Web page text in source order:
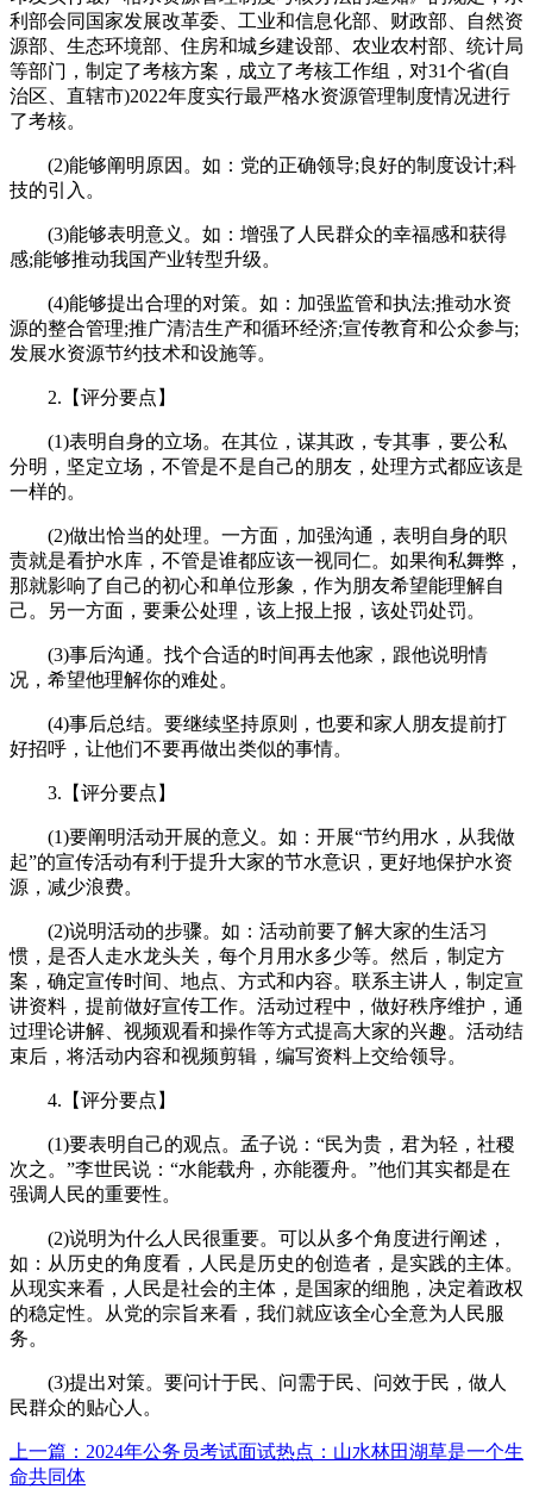
利部会同国家发展改革委、工业和信息化部、财政部、自然资
源部、生态环境部、住房和城乡建设部、农业农村部、统计局
等部门，制定了考核方案，成立了考核工作组，对31个省(自
治区、直辖市)2022年度实行最严格水资源管理制度情况进行
了考核。
(2)能够阐明原因。如：党的正确领导;良好的制度设计;科
技的引入。
(3)能够表明意义。如：增强了人民群众的幸福感和获得
感;能够推动我国产业转型升级。
(4)能够提出合理的对策。如：加强监管和执法;推动水资
源的整合管理;推广清洁生产和循环经济;宣传教育和公众参与;
发展水资源节约技术和设施等。
2.【评分要点】
(1)表明自身的立场。在其位，谋其政，专其事，要公私
分明，坚定立场，不管是不是自己的朋友，处理方式都应该是
一样的。
(2)做出恰当的处理。一方面，加强沟通，表明自身的职
责就是看护水库，不管是谁都应该一视同仁。如果徇私舞弊，
那就影响了自己的初心和单位形象，作为朋友希望能理解自
己。另一方面，要秉公处理，该上报上报，该处罚处罚。
(3)事后沟通。找个合适的时间再去他家，跟他说明情
况，希望他理解你的难处。
(4)事后总结。要继续坚持原则，也要和家人朋友提前打
好招呼，让他们不要再做出类似的事情。
3.【评分要点】
(1)要阐明活动开展的意义。如：开展“节约用水，从我做
起”的宣传活动有利于提升大家的节水意识，更好地保护水资
源，减少浪费。
(2)说明活动的步骤。如：活动前要了解大家的生活习
惯，是否人走水龙头关，每个月用水多少等。然后，制定方
案，确定宣传时间、地点、方式和内容。联系主讲人，制定宣
讲资料，提前做好宣传工作。活动过程中，做好秩序维护，通
过理论讲解、视频观看和操作等方式提高大家的兴趣。活动结
束后，将活动内容和视频剪辑，编写资料上交给领导。
4.【评分要点】
(1)要表明自己的观点。孟子说：“民为贵，君为轻，社稷
次之。”李世民说：“水能载舟，亦能覆舟。”他们其实都是在
强调人民的重要性。
(2)说明为什么人民很重要。可以从多个角度进行阐述，
如：从历史的角度看，人民是历史的创造者，是实践的主体。
从现实来看，人民是社会的主体，是国家的细胞，决定着政权
的稳定性。从党的宗旨来看，我们就应该全心全意为人民服
务。
(3)提出对策。要问计于民、问需于民、问效于民，做人
民群众的贴心人。
上一篇：2024年公务员考试面试热点：山水林田湖草是一个生
命共同体